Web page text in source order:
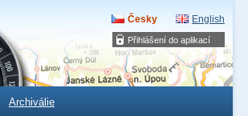
Přihlášení do aplikací
Česky English
Archiválie